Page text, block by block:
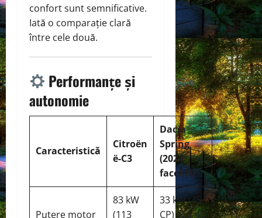
confort sunt semnificative.
Iată o comparație clară
între cele două.
Performanțe și
autonomie
Caracteristică
Citroën
ë-C3
Dacia
Spring
(2024
facelift)
Putere motor
83 kW
(113
33 kW (45
CP) sau 48